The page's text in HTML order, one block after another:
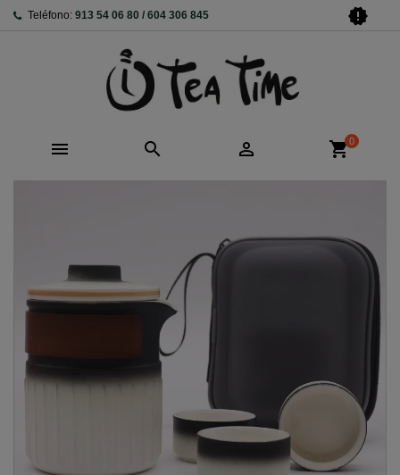
Teléfono: 913 54 06 80 / 604 306 845 new_releases
   shopping_cart0